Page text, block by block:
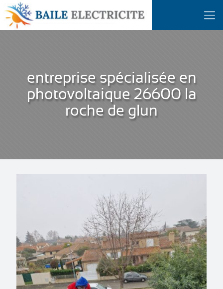
entreprise spécialisée en
photovoltaique 26600 la
roche de glun